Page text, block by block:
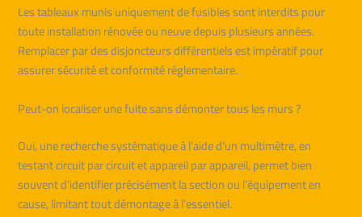
Les tableaux munis uniquement de fusibles sont interdits pour
toute installation rénovée ou neuve depuis plusieurs années.
Remplacer par des disjoncteurs différentiels est impératif pour
assurer sécurité et conformité réglementaire.
Peut-on localiser une fuite sans démonter tous les murs ?
Oui, une recherche systématique à l’aide d’un multimètre, en
testant circuit par circuit et appareil par appareil, permet bien
souvent d’identifier précisément la section ou l’équipement en
cause, limitant tout démontage à l’essentiel.